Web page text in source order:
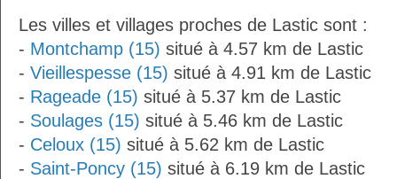
Les villes et villages proches de Lastic sont :
- Montchamp (15) situé à 4.57 km de Lastic
- Vieillespesse (15) situé à 4.91 km de Lastic
- Rageade (15) situé à 5.37 km de Lastic
- Soulages (15) situé à 5.46 km de Lastic
- Celoux (15) situé à 5.62 km de Lastic
- Saint-Poncy (15) situé à 6.19 km de Lastic